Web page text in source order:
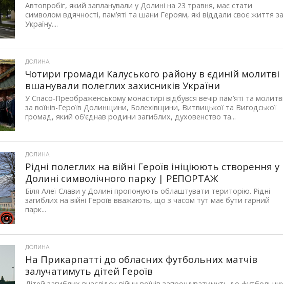
Автопробіг, який запланували у Долині на 23 травня, має стати
символом вдячності, пам’яті та шани Героям, які віддали своє життя
Україну....
ДОЛИНА
Чотири громади Калуського району в єдиній молитві
вшанували полеглих захисників України
У Спасо-Преображенському монастирі відбувся вечір пам’яті та
за воїнів-Героїв Долинщини, Болехівщини, Витвицької та Вигодської
громад, який об’єднав родини загиблих, духовенство та...
ДОЛИНА
Рідні полеглих на війні Героїв ініціюють створення у
Долині символічного парку | РЕПОРТАЖ
Біля Алеї Слави у Долині пропонують облаштувати територію. Рідні
загиблих на війні Героїв вважають, що з часом тут має бути гарний
парк...
ДОЛИНА
На Прикарпатті до обласних футбольних матчів
залучатимуть дітей Героїв